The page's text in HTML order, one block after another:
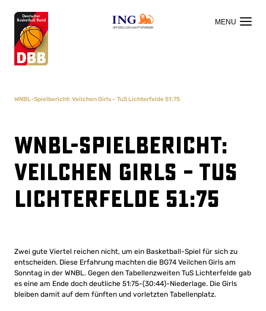
OFFIZIELLER HAUPTSPONSOR
WNBL-Spielbericht: Veilchen Girls – TuS Lichterfelde 51:75
WNBL-Spielbericht:
Veilchen Girls – TuS
Lichterfelde 51:75
Zwei gute Viertel reichen nicht, um ein Basketball-Spiel für sich zu
entscheiden. Diese Erfahrung machten die BG74 Veilchen Girls am
Sonntag in der WNBL. Gegen den Tabellenzweiten TuS Lichterfelde gab
es eine am Ende doch deutliche 51:75-(30:44)-Niederlage. Die Girls
bleiben damit auf dem fünften und vorletzten Tabellenplatz.